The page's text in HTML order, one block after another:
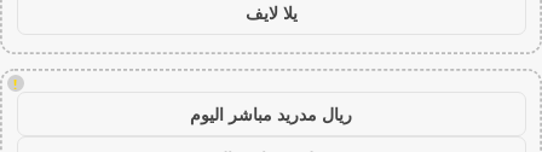
يلا لايف
!
ريال مدريد مباشر اليوم